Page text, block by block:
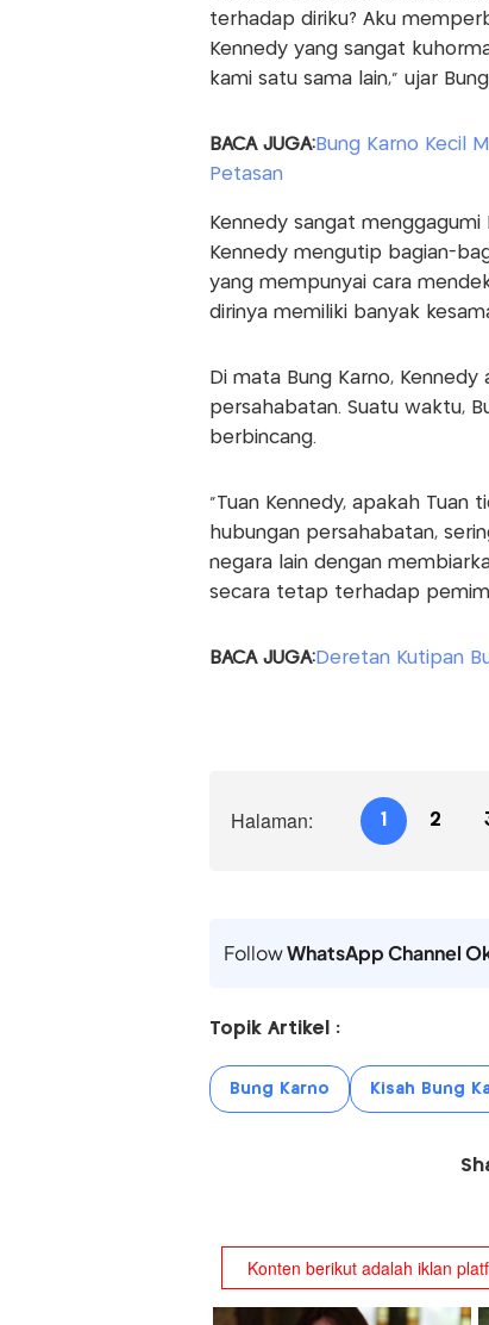
terhadap diriku? Aku
Kennedy yang sangat
kami satu sama lain,” ujar
BACA JUGA:Bung Karno Kecil
Petasan
Kennedy sangat menggagumi
Kennedy mengutip bagian-
yang mempunyai cara
dirinya memiliki banyak
Di mata Bung Karno,
persahabatan. Suatu waktu,
berbincang.
“Tuan Kennedy, apakah
hubungan persahabatan,
negara lain dengan
secara tetap terhadap
BACA JUGA:Deretan Kutipan
Halaman: 1 2
FollowWhatsApp Channel
Topik Artikel :
Bung Karno Kisah Bung